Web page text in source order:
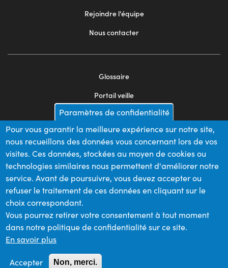
Rejoindre l'équipe
Nous contacter
2
Glossaire
Portail veille
Mentions légales
Appels d'offres
Plan du site
Nos financeurs
Membre du
Paramètres de confidentialité
Pour vous garantir la meilleure expérience sur notre site,
nous recueillons des données vous concernant lors de vos
visites. Ces données, stockées au moyen de cookies ou
technologies similaires nous permettent d'améliorer notre
service. Avant de poursuivre, vous devez accepter ou
refuser le traitement de ces données en cliquant sur le
choix correspondant.
Vous pourrez retirer votre consentement à tout moment
dans notre politique de confidentialité sur ce site.
En savoir plus
Accepter Non, merci.